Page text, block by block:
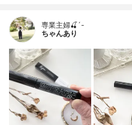
専業主婦🍒´-
ちゃんあり